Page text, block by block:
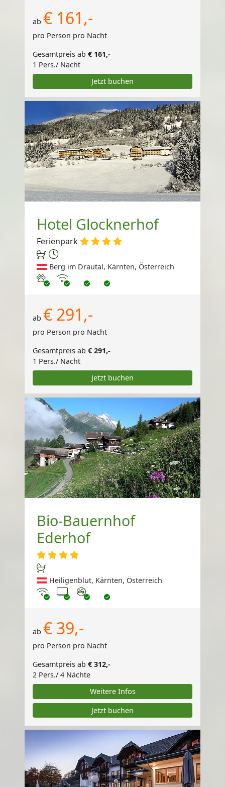
ab € 161,-
pro Person pro Nacht
Gesamtpreis ab € 161,-
1 Pers./ Nacht
Jetzt buchen
Hotel Glocknerhof
Ferienpark
Berg im Drautal, Kärnten, Österreich
Haustiere erlaubt
Internet
ab € 291,-
pro Person pro Nacht
Gesamtpreis ab € 291,-
1 Pers./ Nacht
Jetzt buchen
Bio-Bauernhof
Ederhof
Heiligenblut, Kärnten, Österreich
InternetTV Nichtraucher
ab € 39,-
pro Person pro Nacht
Gesamtpreis ab € 312,-
2 Pers./ 4 Nächte
Weitere Infos
Jetzt buchen